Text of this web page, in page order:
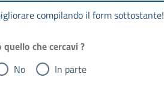
compilando il form sottostante!
che cercavi ?
No In parte